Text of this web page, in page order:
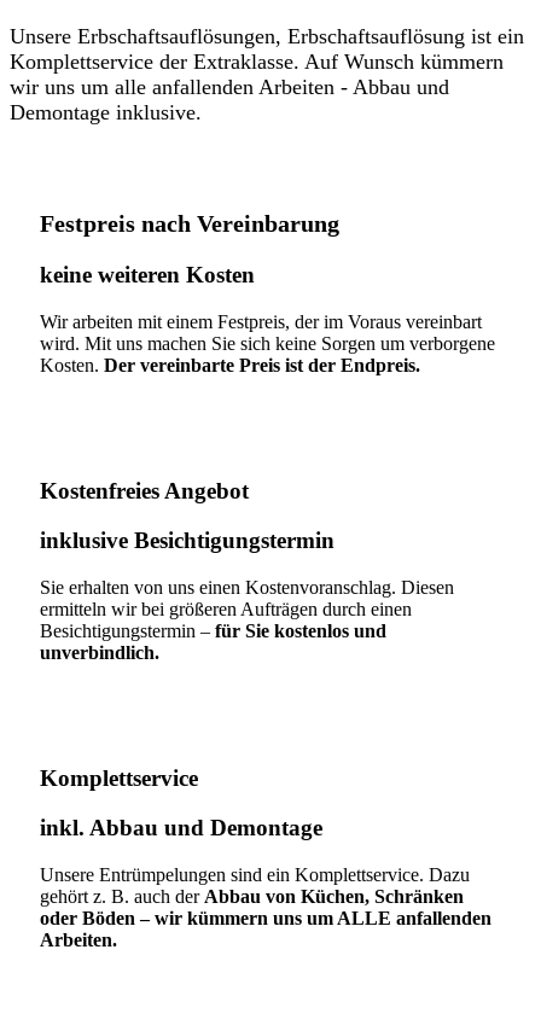
Unsere Erbschaftsauflösungen, Erbschaftsauflösung ist ein
Komplettservice der Extraklasse. Auf Wunsch kümmern
wir uns um alle anfallenden Arbeiten - Abbau und
Demontage inklusive.
Festpreis nach Vereinbarung
keine weiteren Kosten
Wir arbeiten mit einem Festpreis, der im Voraus vereinbart
wird. Mit uns machen Sie sich keine Sorgen um verborgene
Kosten. Der vereinbarte Preis ist der Endpreis.
Kostenfreies Angebot
inklusive Besichtigungstermin
Sie erhalten von uns einen Kostenvoranschlag. Diesen
ermitteln wir bei größeren Aufträgen durch einen
Besichtigungstermin – für Sie kostenlos und
unverbindlich.
Komplettservice​
inkl. Abbau und Demontage​
Unsere Entrümpelungen sind ein Komplettservice. Dazu
gehört z. B. auch der Abbau von Küchen, Schränken
oder Böden – wir kümmern uns um ALLE anfallenden
Arbeiten.